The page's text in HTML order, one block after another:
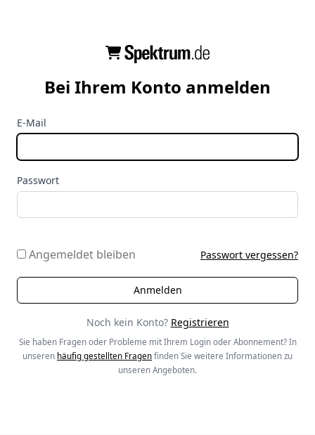
Bei Ihrem Konto anmelden
E-Mail
Passwort
Angemeldet bleiben Passwort vergessen?
Noch kein Konto? Registrieren
Sie haben Fragen oder Probleme mit Ihrem Login oder Abonnement? In
unseren häufig gestellten Fragen finden Sie weitere Informationen zu
unseren Angeboten.